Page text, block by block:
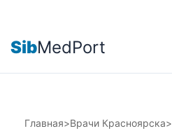
SibMedPort
Главная>Врачи Красноярска>